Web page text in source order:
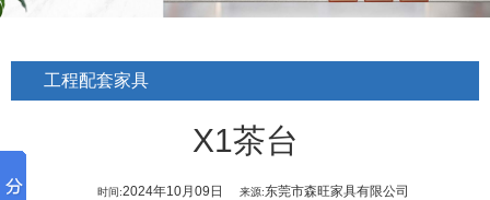
工程配套家具
X1茶台
时间:2024年10月09日 来源:东莞市森旺家具有限公司